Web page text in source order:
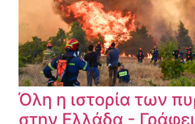
Όλη η ιστορία των
στην Ελλάδα -